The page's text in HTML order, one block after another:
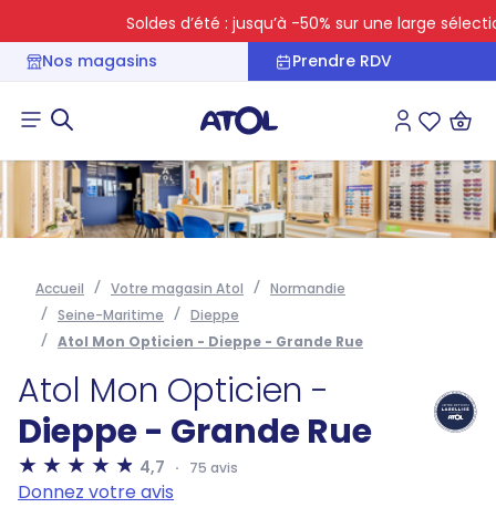
Soldes d’été : jusqu’à -50% sur une large sélection
Nos magasins
Prendre RDV
Connexion
Accueil Votre magasin Atol
Normandie
Seine-Maritime
Dieppe
Atol Mon Opticien - Dieppe - Grande Rue
Atol Mon Opticien -
Dieppe - Grande Rue
4,7 75 avis
Donnez votre avis